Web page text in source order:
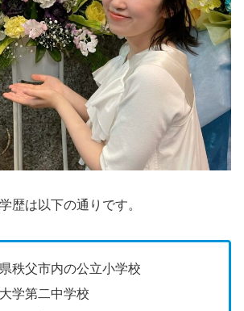
歴は以下の通りです。
秩父市内の公立小学校
学第二中学校